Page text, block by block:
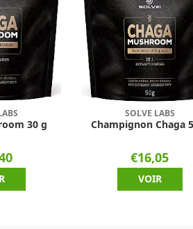
30 g
SOLVE LABS
Champignon Chaga
€16,05
VOIR